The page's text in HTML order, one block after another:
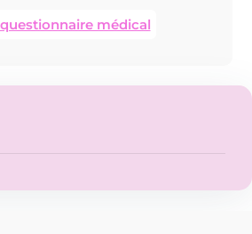
médical
Heels